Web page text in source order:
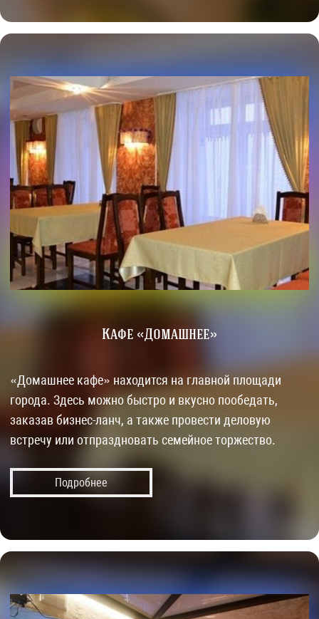
Кафе «Домашнее»
«Домашнее кафе» находится на главной площади
города. Здесь можно быстро и вкусно пообедать,
заказав бизнес-ланч, а также провести деловую
встречу или отпраздновать семейное торжество.
Подробнее